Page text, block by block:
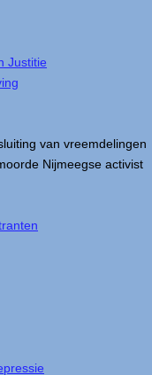
Justitie
van vreemdelingen
Nijmeegse activist